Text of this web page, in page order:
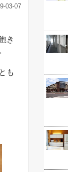
03-07
き
も